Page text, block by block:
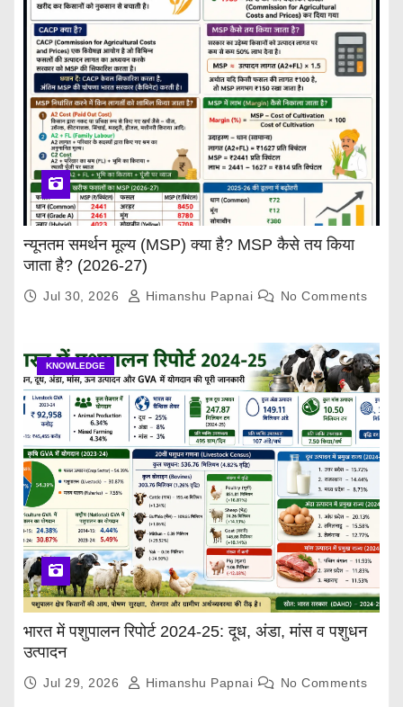
न्यूनतम समर्थन मूल्य (MSP) क्या है? MSP कैसे तय किया
जाता है? (2026-27)
Jul 30, 2026 Himanshu Papnai No Comments
KNOWLEDGE
भारत में पशुपालन रिपोर्ट 2024-25: दूध, अंडा, मांस व पशुधन
उत्पादन
Jul 29, 2026 Himanshu Papnai No Comments